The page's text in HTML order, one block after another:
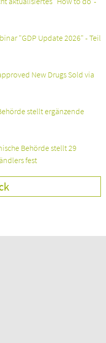
"GDP Update 2026" - Teil
New Drugs Sold via
stellt ergänzende
Behörde stellt 29
fest